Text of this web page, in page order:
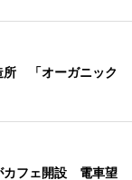
所 「オーガニック
カフェ開設 電車望